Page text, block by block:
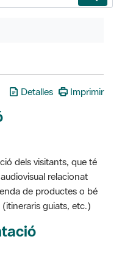
Detalles Imprimir
dels visitants, que té
relacionat
de productes o bé
guiats, etc.)